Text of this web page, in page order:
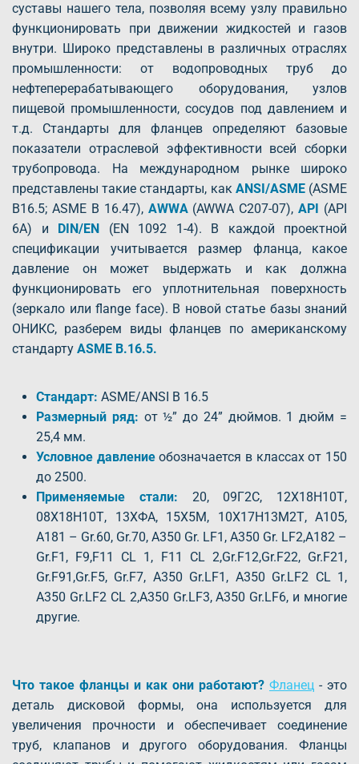
суставы нашего тела, позволяя всему узлу правильно
функционировать при движении жидкостей и газов
внутри. Широко представлены в различных отраслях
промышленности: от водопроводных труб до
нефтеперерабатывающего оборудования, узлов
пищевой промышленности, сосудов под давлением и
т.д. Стандарты для фланцев определяют базовые
показатели отраслевой эффективности всей сборки
трубопровода. На международном рынке широко
представлены такие стандарты, как ANSI/ASME(ASME
B16.5; ASME B 16.47), AWWA(AWWA C207-07),API (API
6A) и DIN/EN (EN 1092 1-4). В каждой проектной
спецификации учитывается размер фланца, какое
давление он может выдержать и как должна
функционировать его уплотнительная поверхность
(зеркало или flange face). В новой статье базы знаний
ОНИКС, разберем виды фланцев по американскому
стандарту ASME B.16.5.
Стандарт: ASME/ANSI B 16.5
Размерный ряд: от ½” до 24” дюймов. 1 дюйм =
25,4 мм.
Условное давлениеобозначается в классах от 150
до 2500.
Применяемые стали: 20, 09Г2С, 12Х18Н10Т,
08Х18Н10Т, 13ХФА, 15Х5М, 10Х17Н13М2Т, A105,
A181 – Gr.60, Gr.70, A350 Gr. LF1, A350 Gr. LF2,A182 –
Gr.F1, F9,F11 CL 1, F11 CL 2,Gr.F12,Gr.F22, Gr.F21,
Gr.F91,Gr.F5, Gr.F7, A350 Gr.LF1, A350 Gr.LF2 CL 1,
A350 Gr.LF2 CL 2,A350 Gr.LF3, A350 Gr.LF6, и многие
другие.
Что такое фланцы и как они работают? Фланец - это
деталь дисковой формы, она используется для
увеличения прочности и обеспечивает соединение
труб, клапанов и другого оборудования. Фланцы